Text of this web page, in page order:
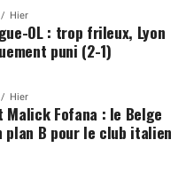
Hier
OL : trop frileux, Lyon
puni (2-1)
Hier
Malick Fofana : le Belge
plan B pour le club italien